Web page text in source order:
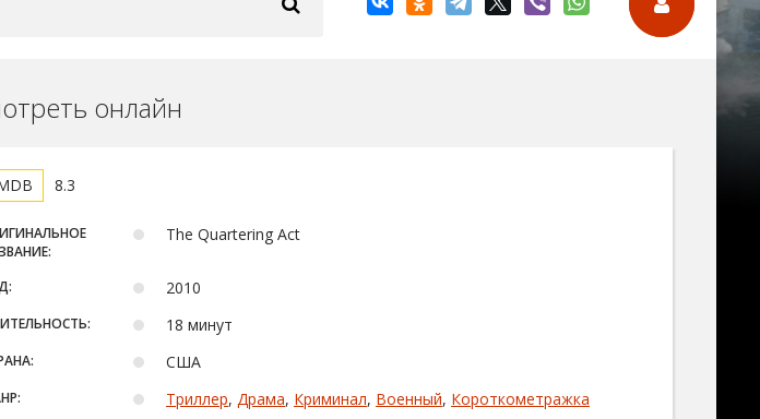
онлайн
8.3
The Quartering Act
2010
18 минут
США
Триллер, Драма, Криминал, Военный, Короткометражка